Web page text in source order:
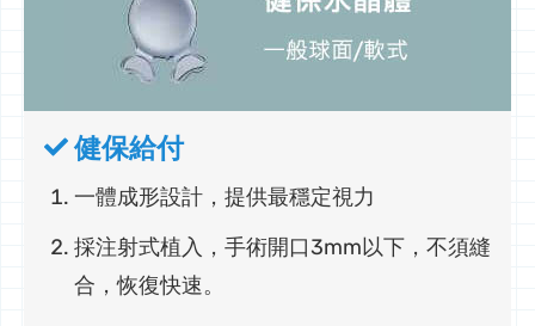
健保給付
一體成形設計，提供最穩定視力
採注射式植入，手術開口3mm以下，不須縫
合，恢復快速。